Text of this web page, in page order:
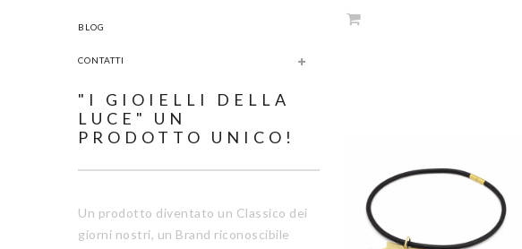
BLOG
CONTATTI
"I GIOIELLI DELLA
LUCE" UN
PRODOTTO UNICO!
Un prodotto diventato un Classico dei
giorni nostri, un Brand riconoscibile